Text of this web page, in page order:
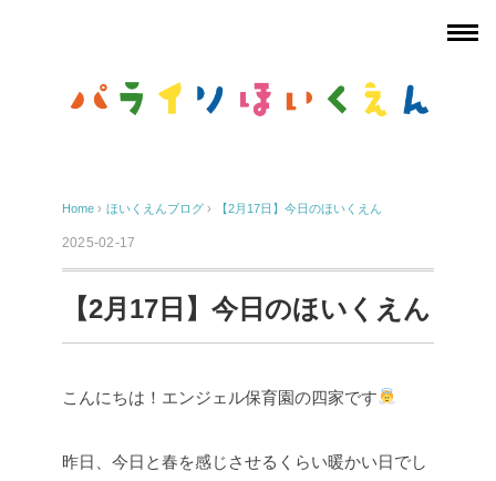
Home › ほいくえんブログ › 【2月17日】今日のほいくえん
2025-02-17
【2月17日】今日のほいくえん
こんにちは！エンジェル保育園の四家です
昨日、今日と春を感じさせるくらい暖かい日でし